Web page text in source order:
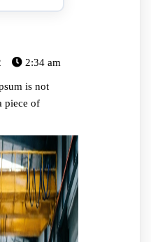
2:34 am
is not
piece of